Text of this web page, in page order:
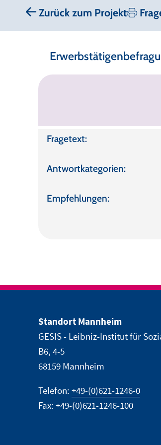
Zurück zum Projekt
Fragetext:
Antwortkategorien:
Empfehlungen:
Standort Mannheim
GESIS - Leibniz-Institut für
B6, 4-5
68159 Mannheim
Telefon: +49-(0)621-1246-0
Fax: +49-(0)621-1246-100